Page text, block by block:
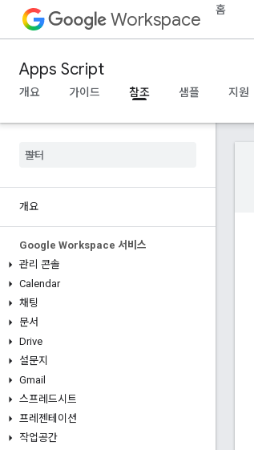
Workspace 홈
Apps Script
개요 가이드 참조 샘플 지원
개요
Google Workspace 서비스
관리 콘솔
Calendar
채팅
문서
Drive
설문지
Gmail
스프레드시트
프레젠테이션
작업공간